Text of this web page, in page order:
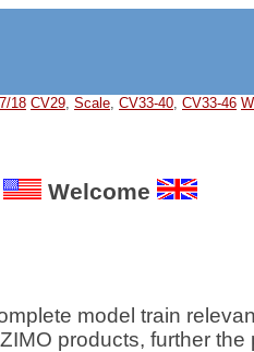
18 CV29, Scale, CV33-40, CV33-46
Welcome
model train
products, further the